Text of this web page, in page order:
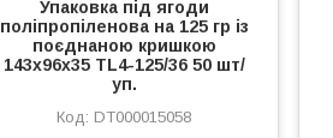
Упаковка під ягоди
поліпропіленова на 125 гр із
поєднаною кришкою
143х96х35 TL4-125/36 50 шт/
уп.
DT000015058